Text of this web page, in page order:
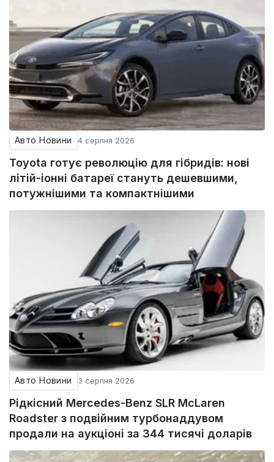
Авто Новини 4 серпня 2026
Toyota готує революцію для гібридів: нові
літій-іонні батареї стануть дешевшими,
потужнішими та компактнішими
Авто Новини 3 серпня 2026
Рідкісний Mercedes-Benz SLR McLaren
Roadster з подвійним турбонаддувом
продали на аукціоні за 344 тисячі доларів